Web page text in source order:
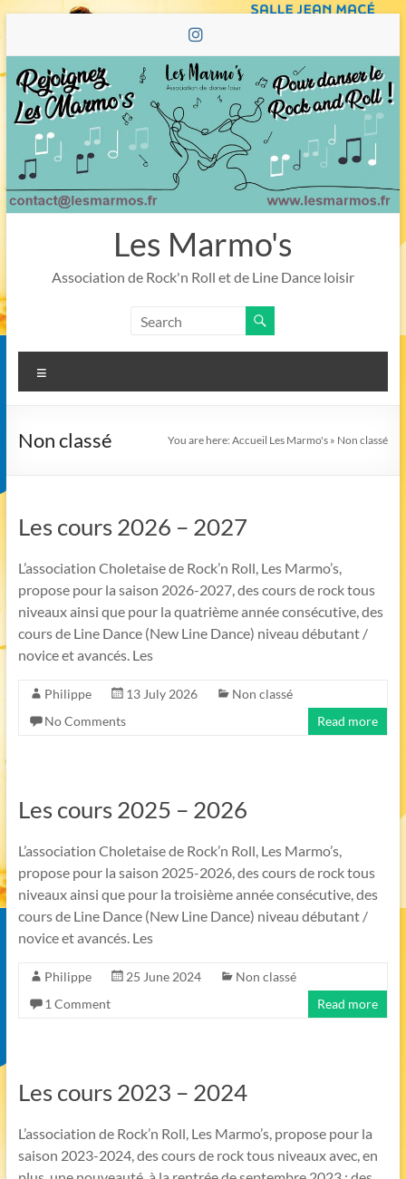
content
Les Marmo's
Association de Rock'n Roll et de Line Dance loisir
Non classé You are here:Accueil Les Marmo's » Non classé
Les cours 2026 – 2027
L’association Choletaise de Rock’n Roll, Les Marmo’s,
propose pour la saison 2026-2027, des cours de rock tous
niveaux ainsi que pour la quatrième année consécutive, des
cours de Line Dance (New Line Dance) niveau débutant /
novice et avancés. Les
Philippe 13 July 2026
Non classé
No Comments
Read more
Les cours 2025 – 2026
L’association Choletaise de Rock’n Roll, Les Marmo’s,
propose pour la saison 2025-2026, des cours de rock tous
niveaux ainsi que pour la troisième année consécutive, des
cours de Line Dance (New Line Dance) niveau débutant /
novice et avancés. Les
Philippe 25 June 2024
Non classé
1 Comment
Read more
Les cours 2023 – 2024
L’association de Rock’n Roll, Les Marmo’s, propose pour la
saison 2023-2024, des cours de rock tous niveaux avec, en